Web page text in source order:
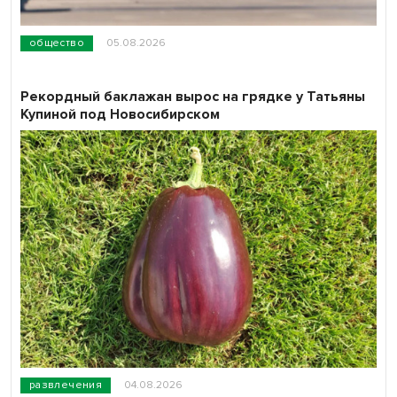
общество 05.08.2026
развлечения 04.08.2026
Рекордный баклажан вырос на грядке у Татьяны
Купиной под Новосибирском